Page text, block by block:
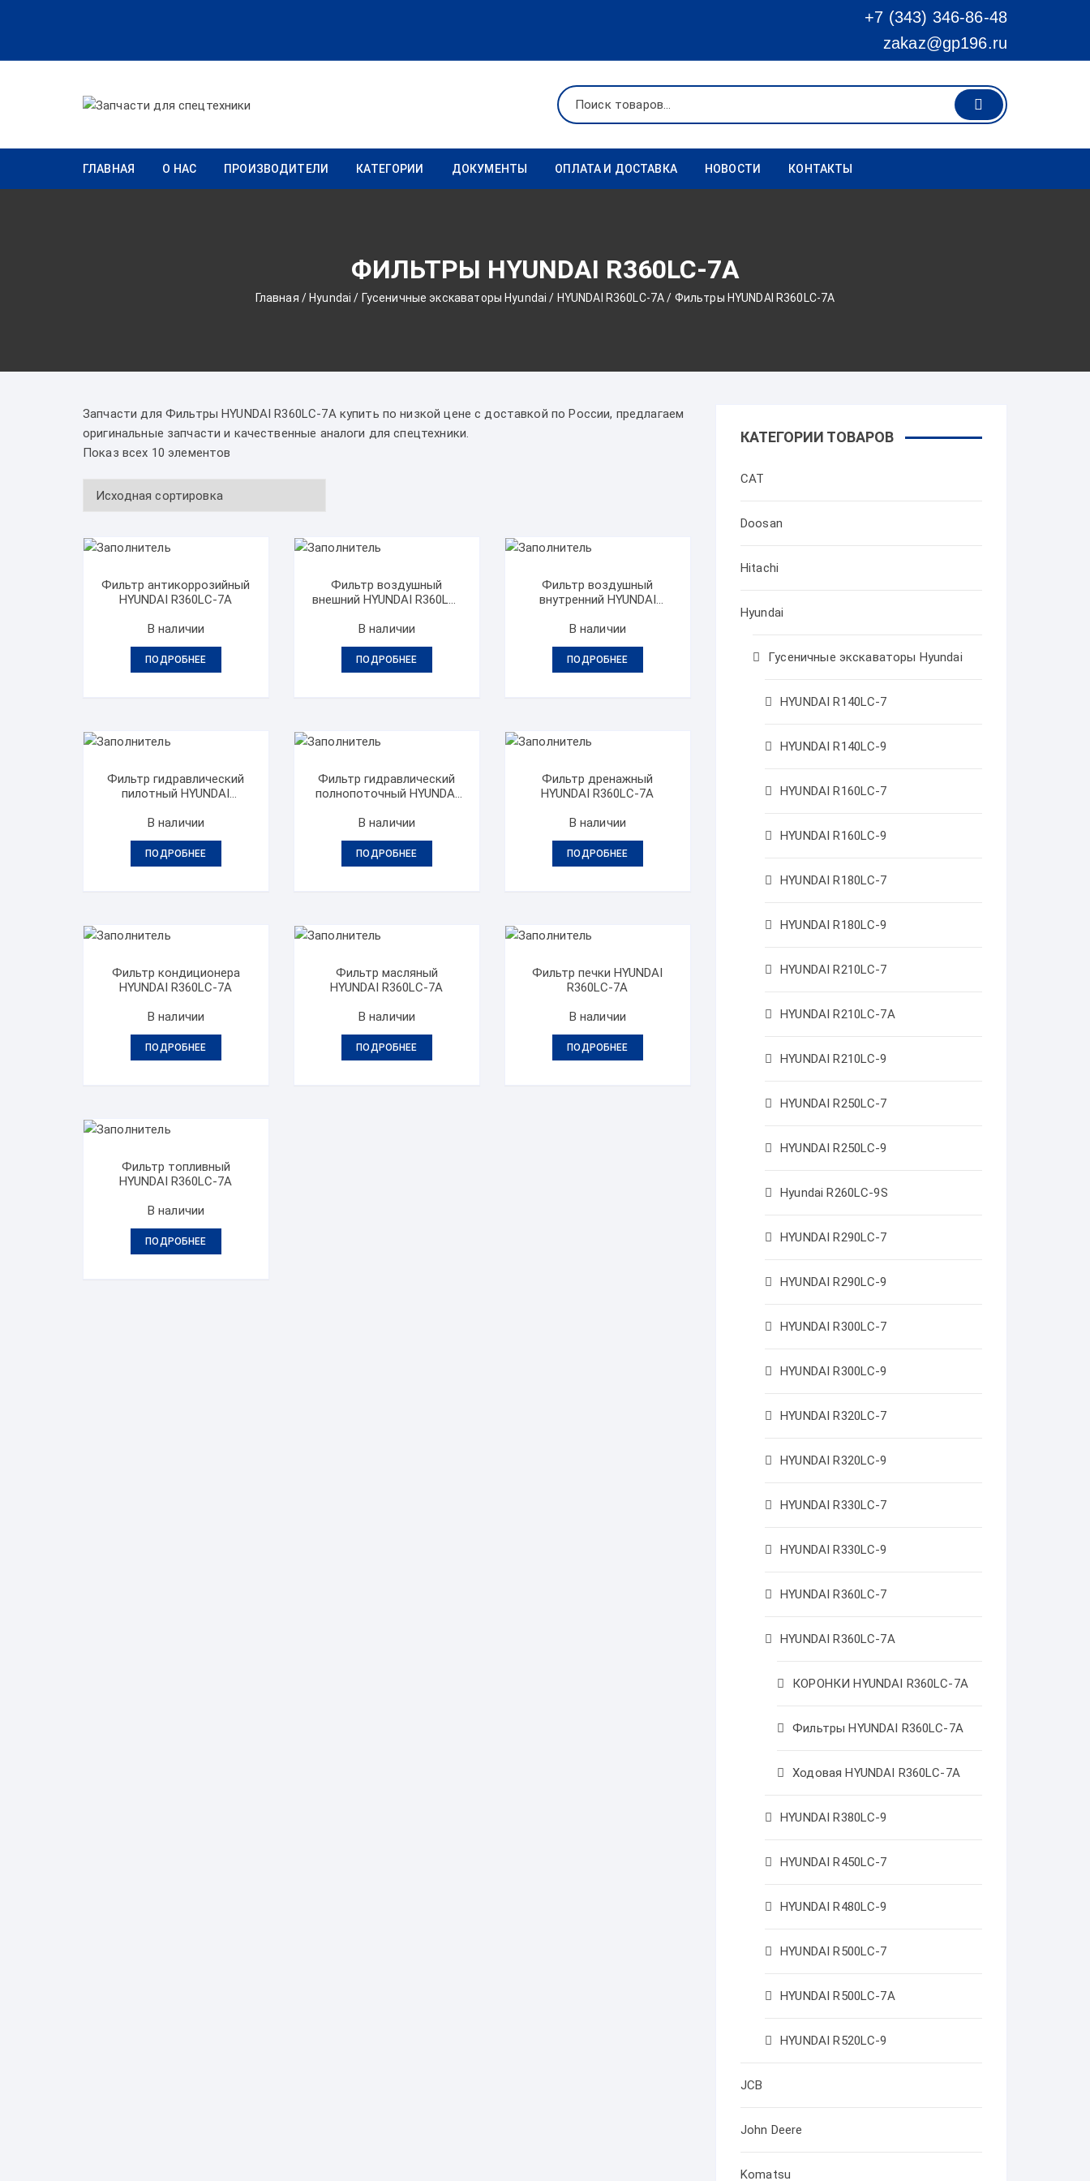
+7 (343) 346-86-48
zakaz@gp196.ru
ГЛАВНАЯ О НАС ПРОИЗВОДИТЕЛИ КАТЕГОРИИ ДОКУМЕНТЫ ОПЛАТА И ДОСТАВКА НОВОСТИ КОНТАКТЫ
ФИЛЬТРЫ HYUNDAI R360LC-7A
Главная / Hyundai / Гусеничные экскаваторы Hyundai / HYUNDAI R360LC-7A/ Фильтры HYUNDAI R360LC-7A
Запчасти для Фильтры HYUNDAI R360LC-7A купить по низкой цене с доставкой по России, предлагаем
оригинальные запчасти и качественные аналоги для спецтехники.
Показ всех 10 элементов
Фильтр антикоррозийный
HYUNDAI R360LC-7A
В наличии
ПОДРОБНЕЕ
Фильтр воздушный
внешний HYUNDAI R360LC-
В наличии
ПОДРОБНЕЕ
Фильтр воздушный
внутренний HYUNDAI
В наличии
ПОДРОБНЕЕ
Фильтр гидравлический
пилотный HYUNDAI
В наличии
ПОДРОБНЕЕ
Фильтр гидравлический
полнопоточный HYUNDAI
В наличии
ПОДРОБНЕЕ
Фильтр дренажный
HYUNDAI R360LC-7A
В наличии
ПОДРОБНЕЕ
Фильтр кондиционера
HYUNDAI R360LC-7A
В наличии
ПОДРОБНЕЕ
Фильтр масляный
HYUNDAI R360LC-7A
В наличии
ПОДРОБНЕЕ
Фильтр печки HYUNDAI
R360LC-7A
В наличии
ПОДРОБНЕЕ
Фильтр топливный
HYUNDAI R360LC-7A
В наличии
ПОДРОБНЕЕ
КАТЕГОРИИ ТОВАРОВ
CAT
Doosan
Hitachi
Hyundai
Гусеничные экскаваторы Hyundai
HYUNDAI R140LC-7
HYUNDAI R140LC-9
HYUNDAI R160LC-7
HYUNDAI R160LC-9
HYUNDAI R180LC-7
HYUNDAI R180LC-9
HYUNDAI R210LC-7
HYUNDAI R210LC-7A
HYUNDAI R210LC-9
HYUNDAI R250LC-7
HYUNDAI R250LC-9
Hyundai R260LC-9S
HYUNDAI R290LC-7
HYUNDAI R290LC-9
HYUNDAI R300LC-7
HYUNDAI R300LC-9
HYUNDAI R320LC-7
HYUNDAI R320LC-9
HYUNDAI R330LC-7
HYUNDAI R330LC-9
HYUNDAI R360LC-7
HYUNDAI R360LC-7A
КОРОНКИ HYUNDAI R360LC-7A
Фильтры HYUNDAI R360LC-7A
Ходовая HYUNDAI R360LC-7A
HYUNDAI R380LC-9
HYUNDAI R450LC-7
HYUNDAI R480LC-9
HYUNDAI R500LC-7
HYUNDAI R500LC-7A
HYUNDAI R520LC-9
JCB
John Deere
Komatsu